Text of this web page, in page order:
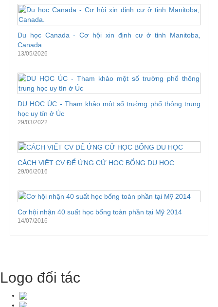
Du học Canada - Cơ hội xin định cư ở tỉnh Manitoba,
Canada.
13/05/2026
DU HỌC ÚC - Tham khảo một số trường phổ thông trung
học uy tín ở Úc
29/03/2022
CÁCH VIẾT CV ĐỂ ỨNG CỬ HỌC BỔNG DU HỌC
29/06/2016
Cơ hội nhận 40 suất học bổng toàn phần tại Mỹ 2014
14/07/2016
Logo đối tác